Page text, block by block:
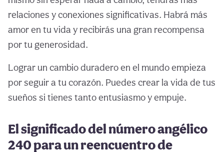
relaciones y conexiones significativas. Habrá más
amor en tu vida y recibirás una gran recompensa
por tu generosidad.
Lograr un cambio duradero en el mundo empieza
por seguir a tu corazón. Puedes crear la vida de tus
sueños si tienes tanto entusiasmo y empuje.
El significado del número angélico
240 para un reencuentro de